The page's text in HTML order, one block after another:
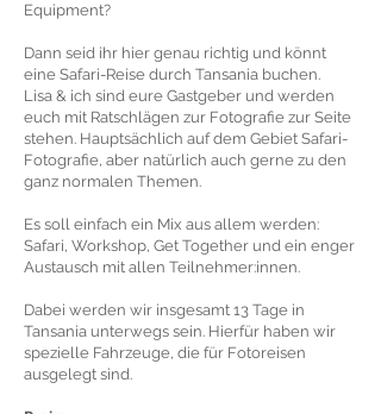
Equipment?
Dann seid ihr hier genau richtig und könnt
eine Safari-Reise durch Tansania buchen.
Lisa & ich sind eure Gastgeber und werden
euch mit Ratschlägen zur Fotografie zur Seite
stehen. Hauptsächlich auf dem Gebiet Safari-
Fotografie, aber natürlich auch gerne zu den
ganz normalen Themen.
Es soll einfach ein Mix aus allem werden:
Safari, Workshop, Get Together und ein enger
Austausch mit allen Teilnehmer:innen.
Dabei werden wir insgesamt 13 Tage in
Tansania unterwegs sein. Hierfür haben wir
spezielle Fahrzeuge, die für Fotoreisen
ausgelegt sind.